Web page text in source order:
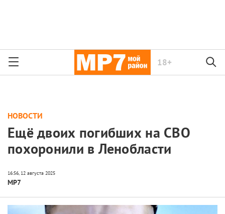
18+
НОВОСТИ
Ещё двоих погибших на СВО
похоронили в Ленобласти
МР7